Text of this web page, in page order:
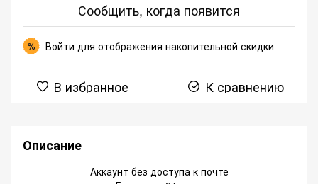
Сообщить, когда появится
% Войти для отображения накопительной скидки
В избранное К сравнению
Описание
Аккаунт без доступа к почте